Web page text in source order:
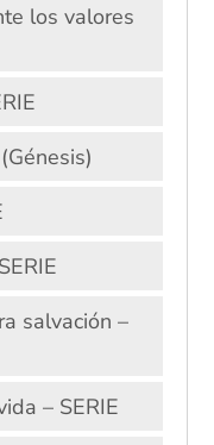
los valores
salvación –
– SERIE